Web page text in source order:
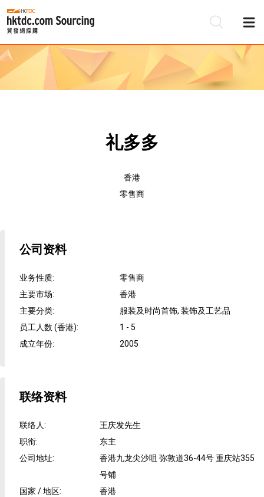
礼多多
香港
零售商
公司资料
业务性质:
零售商
主要市场:
香港
主要分类:
服装及时尚首饰, 装饰及工艺品
员工人数 (香港):
1 - 5
成立年份: 2005
联络资料
联络人:
王庆发先生
职衔:
东主
公司地址:
香港九龙尖沙咀 弥敦道36-44号 重庆站355
号铺
国家 / 地区: 香港